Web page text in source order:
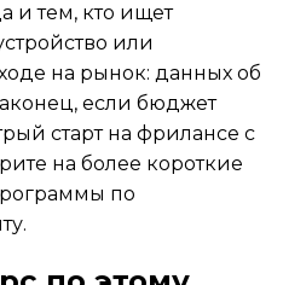
и тем, кто ищет
или
на рынок: данных об
если бюджет
старт на фрилансе с
на более короткие
по